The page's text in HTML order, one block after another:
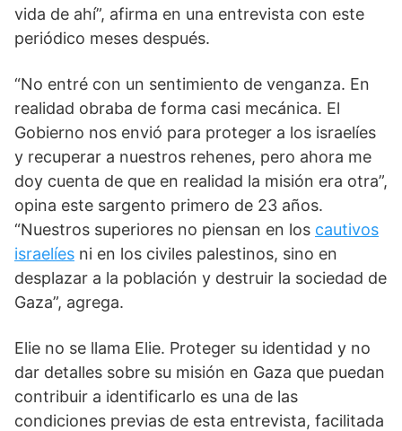
vida de ahí”, afirma en una entrevista con este
periódico meses después.
“No entré con un sentimiento de venganza. En
realidad obraba de forma casi mecánica. El
Gobierno nos envió para proteger a los israelíes
y recuperar a nuestros rehenes, pero ahora me
doy cuenta de que en realidad la misión era otra”,
opina este sargento primero de 23 años.
“Nuestros superiores no piensan en los cautivos
israelíes ni en los civiles palestinos, sino en
desplazar a la población y destruir la sociedad de
Gaza”, agrega.
Elie no se llama Elie. Proteger su identidad y no
dar detalles sobre su misión en Gaza que puedan
contribuir a identificarlo es una de las
condiciones previas de esta entrevista, facilitada